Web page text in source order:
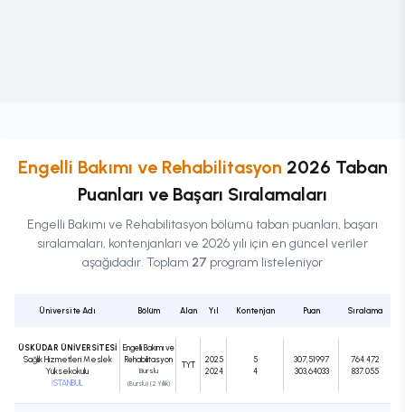
Engelli Bakımı ve Rehabilitasyon 2026 Taban
Puanları ve Başarı Sıralamaları
Engelli Bakımı ve Rehabilitasyon bölümü taban puanları, başarı
sıralamaları, kontenjanları ve 2026 yılı için en güncel veriler
aşağıdadır. Toplam 27 program listeleniyor
Üniversite Adı Bölüm Alan Yıl Kontenjan Puan Sıralama
ÜSKÜDAR ÜNİVERSİTESİ
Sağlık Hizmetleri Meslek
Yüksekokulu
İSTANBUL
Engelli Bakımı ve
Rehabilitasyon
Burslu
(Burslu) (2 Yıllık)
TYT
2025
2024
5
4
307,51997
303,64033
764.472
837.055